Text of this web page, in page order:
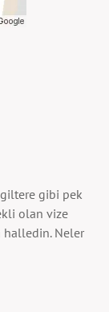
gibi pek
olan vize
halledin. Neler